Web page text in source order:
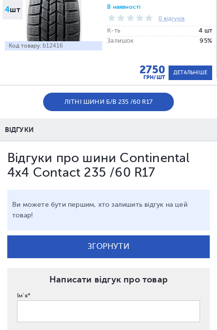
4шт
Код товару: b12416
В наявності
0 відгуків
К-ть
4 шт
Залишок
95%
2750
ГРН/ШТ
ДЕТАЛЬНІШЕ
ЛІТНІ ШИНИ Б/В 235 /60 R17
ВІДГУКИ
Відгуки про шини Continental
4x4 Contact 235 /60 R17
Ви можете бути першим, хто залишить відгук на цей
товар!
ЗГОРНУТИ
Написати відгук про товар
Ім'я*